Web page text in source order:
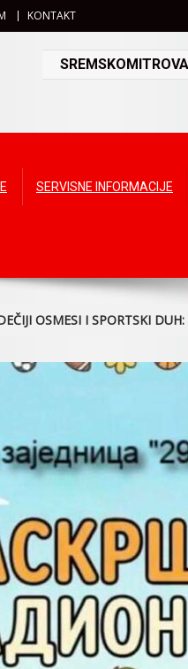
KONTAKT
SERVISNE INFORMACIJE
OSMESI I SPORTSKI